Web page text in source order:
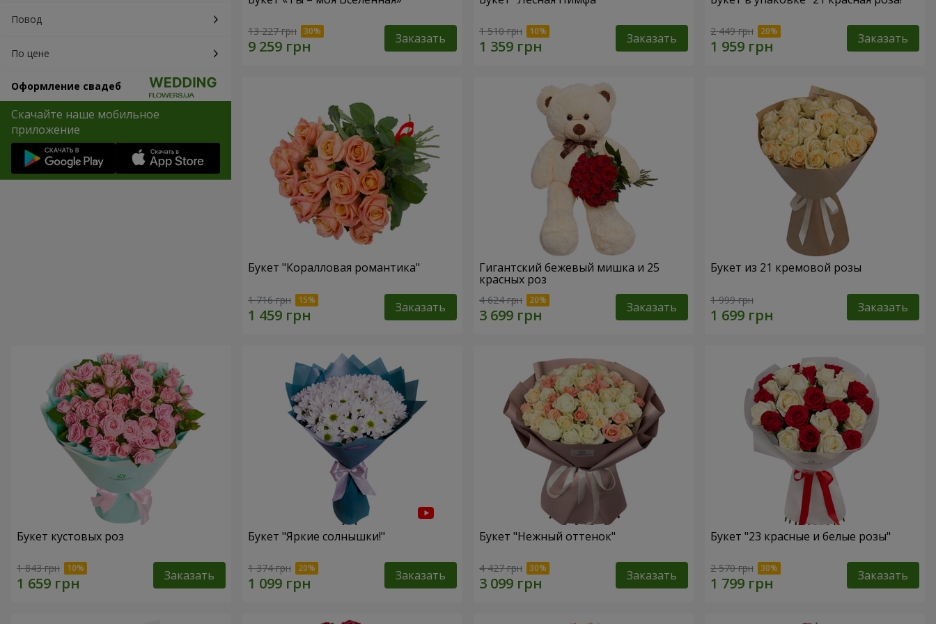
Повод
По цене
Оформление свадеб
Скачайте наше мобильное
приложение
13 227 грн Заказать 1 510 грн Заказать 2 449 грн Заказать
Букет "Коралловая романтика"
1 716 грн Заказать
Гигантский бежевый мишка и 25
красных роз
4 624 грн Заказать
Букет из 21 кремовой розы
1 999 грн Заказать
Букет кустовых роз
1 843 грн Заказать
Букет "Яркие солнышки!"
1 374 грн Заказать
Букет "Нежный оттенок"
4 427 грн Заказать
Букет "23 красные и белые розы"
2 570 грн Заказать